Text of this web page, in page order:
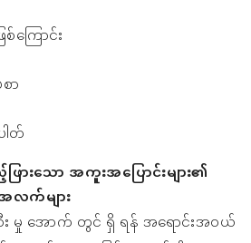
ကြောင်း
ာ
တ်
းသော အကူးအပြောင်းများ၏
က်များ
မှု အောက် တွင် ရှိ ရန် အရောင်းအဝယ်